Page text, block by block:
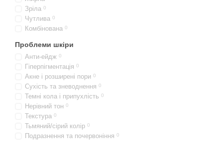
Зріла 0
Чутлива 0
Комбінована 0
Проблеми шкіри
Анти-ейдж 0
Гіперпігментація 0
Акне і розширені пори 0
Сухість та зневоднення 0
Темні кола і припухлість 0
Нерівний тон 0
Текстура 0
Тьмяний/сірий колір 0
Подразнення та почервоніння 0